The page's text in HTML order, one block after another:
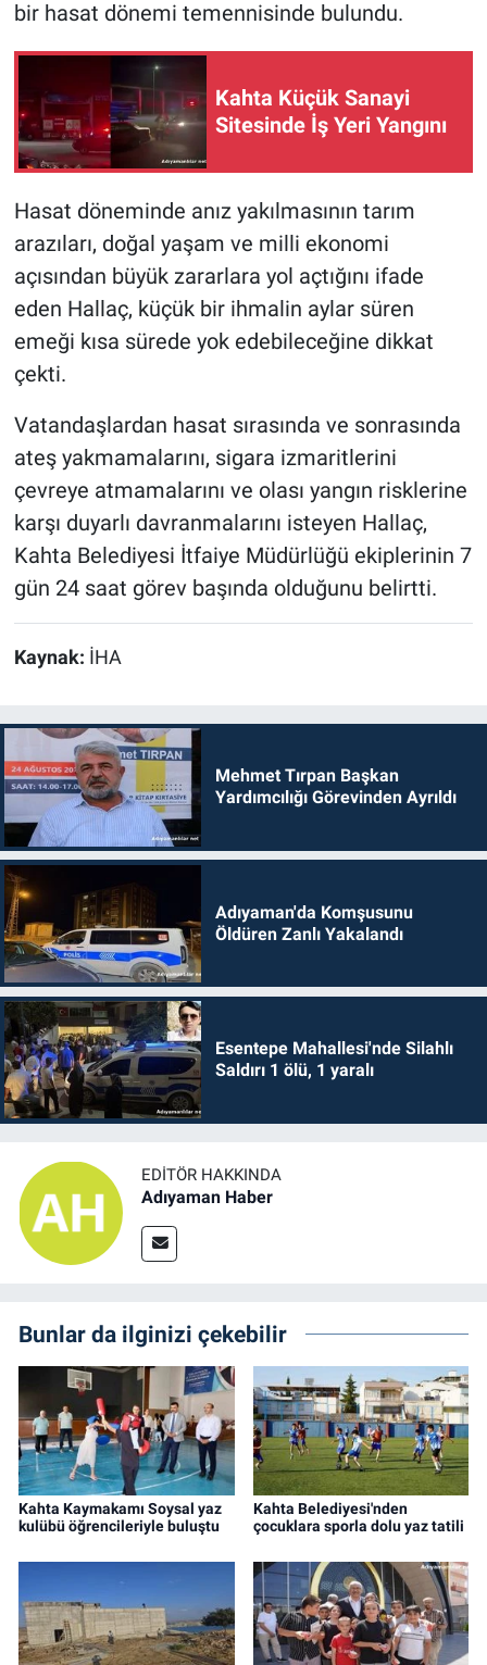
bir hasat dönemi temennisinde bulundu.
Kahta Küçük Sanayi
Sitesinde İş Yeri Yangını
Hasat döneminde anız yakılmasının tarım
arazıları, doğal yaşam ve milli ekonomi
açısından büyük zararlara yol açtığını ifade
eden Hallaç, küçük bir ihmalin aylar süren
emeği kısa sürede yok edebileceğine dikkat
çekti.
Vatandaşlardan hasat sırasında ve sonrasında
ateş yakmamalarını, sigara izmaritlerini
çevreye atmamalarını ve olası yangın risklerine
karşı duyarlı davranmalarını isteyen Hallaç,
Kahta Belediyesi İtfaiye Müdürlüğü ekiplerinin 7
gün 24 saat görev başında olduğunu belirtti.
Kaynak: İHA
Mehmet Tırpan Başkan
Yardımcılığı Görevinden Ayrıldı
Adıyaman'da Komşusunu
Öldüren Zanlı Yakalandı
Esentepe Mahallesi'nde Silahlı
Saldırı 1 ölü, 1 yaralı
EDITÖR HAKKINDA
Adıyaman Haber
Bunlar da ilginizi çekebilir
Kahta Kaymakamı Soysal yaz
kulübü öğrencileriyle buluştu
Kahta Belediyesi'nden
çocuklara sporla dolu yaz tatili